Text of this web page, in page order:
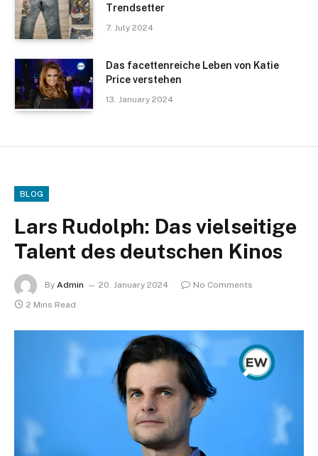
Trendsetter
7. July 2024
Das facettenreiche Leben von Katie
Price verstehen
13. January 2024
BLOG
Lars Rudolph: Das vielseitige
Talent des deutschen Kinos
By Admin 20. January 2024
No Comments
2 Mins Read